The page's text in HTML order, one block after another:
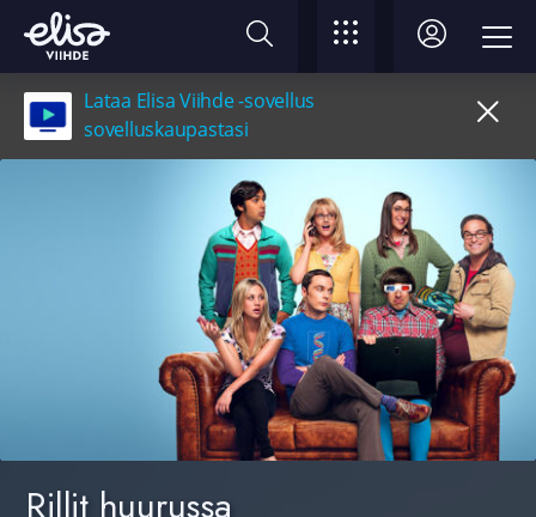
Lataa Elisa Viihde -sovellus
sovelluskaupastasi
Rillit huurussa